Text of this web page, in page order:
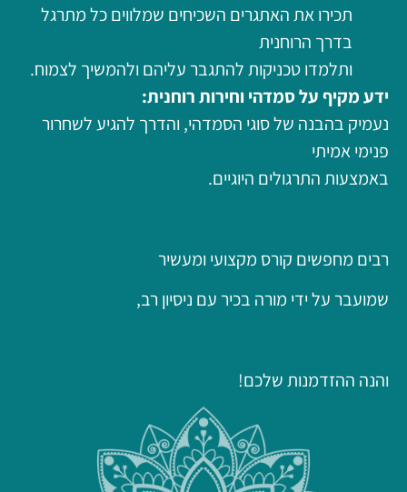
תכירו את האתגרים השכיחים שמלווים כל מתרגל
בדרך הרוחנית
ותלמדו טכניקות להתגבר עליהם ולהמשיך לצמוח.
ידע מקיף על סמדהי וחירות רוחנית:
נעמיק בהבנה של סוגי הסמדהי, והדרך להגיע לשחרור
פנימי אמיתי
באמצעות התרגולים היוגיים.
רבים מחפשים קורס מקצועי ומעשיר
שמועבר על ידי מורה בכיר עם ניסיון רב,
והנה ההזדמנות שלכם!